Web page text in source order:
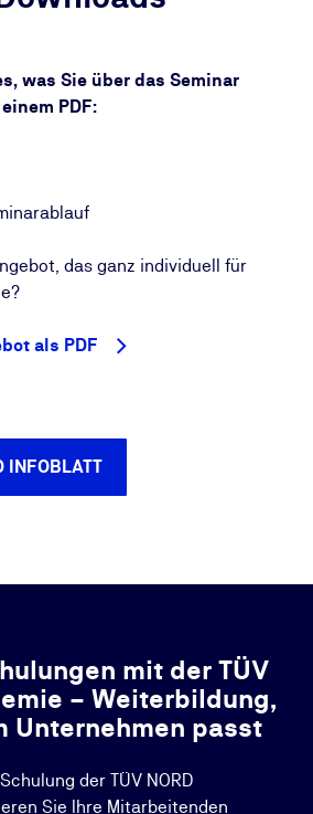
was Sie über das Seminar
PDF:
das ganz individuell für
als PDF
INFOBLATT
mit der TÜV
– Weiterbildung,
Unternehmen passt
der TÜV NORD
Sie Ihre Mitarbeitenden